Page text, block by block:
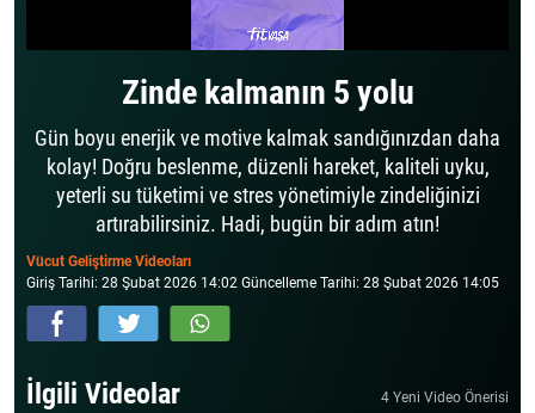
Zinde kalmanın 5 yolu
Gün boyu enerjik ve motive kalmak sandığınızdan daha
kolay! Doğru beslenme, düzenli hareket, kaliteli uyku,
yeterli su tüketimi ve stres yönetimiyle zindeliğinizi
artırabilirsiniz. Hadi, bugün bir adım atın!
Vücut Geliştirme Videoları
Giriş Tarihi: 28 Şubat 2026 14:02 Güncelleme Tarihi: 28 Şubat 2026 14:05
İlgili Videolar 4 Yeni Video Önerisi